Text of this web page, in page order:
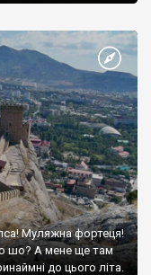
Муляжна фортеця!
шо? А мене ще там
до цього літа.